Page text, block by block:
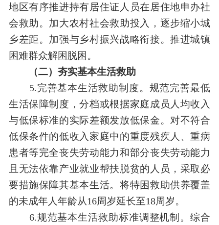
地区有序推进持有居住证人员在居住地申办社
会救助。加大农村社会救助投入，逐步缩小城
乡差距。加强与乡村振兴战略衔接。推进城镇
困难群众解困脱困。
（二）夯实基本生活救助
5.完善基本生活救助制度。规范完善最低
生活保障制度，分档或根据家庭成员人均收入
与低保标准的实际差额发放低保金。对不符合
低保条件的低收入家庭中的重度残疾人、重病
患者等完全丧失劳动能力和部分丧失劳动能力
且无法依靠产业就业帮扶脱贫的人员，采取必
要措施保障其基本生活。将特困救助供养覆盖
的未成年人年龄从16周岁延长至18周岁。
6.规范基本生活救助标准调整机制。综合